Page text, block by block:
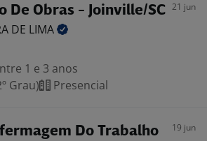
De Obras - Joinville/SC 21 jun
DE LIMA
1 e 3 anos
Grau)
Presencial
Do Trabalho 19 jun